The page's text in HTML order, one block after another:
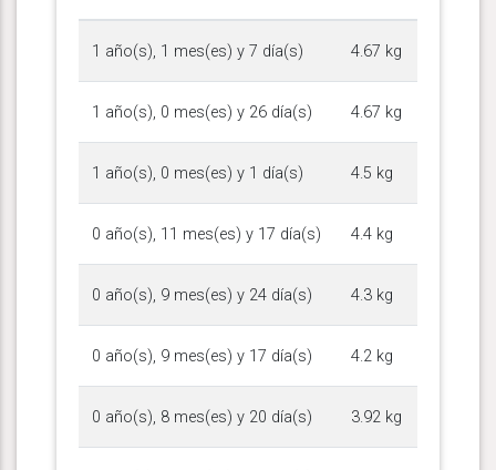
1 año(s), 1 mes(es) y 7 día(s) 4.67 kg
1 año(s), 0 mes(es) y 26 día(s) 4.67 kg
1 año(s), 0 mes(es) y 1 día(s) 4.5 kg
0 año(s), 11 mes(es) y 17 día(s) 4.4 kg
0 año(s), 9 mes(es) y 24 día(s) 4.3 kg
0 año(s), 9 mes(es) y 17 día(s) 4.2 kg
0 año(s), 8 mes(es) y 20 día(s) 3.92 kg